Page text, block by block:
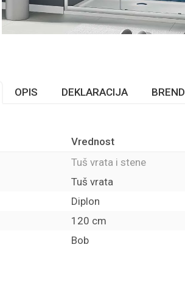
OPIS DEKLARACIJA BREND
Vrednost
Tuš vrata i stene
Tuš vrata
Diplon
120 cm
Bob